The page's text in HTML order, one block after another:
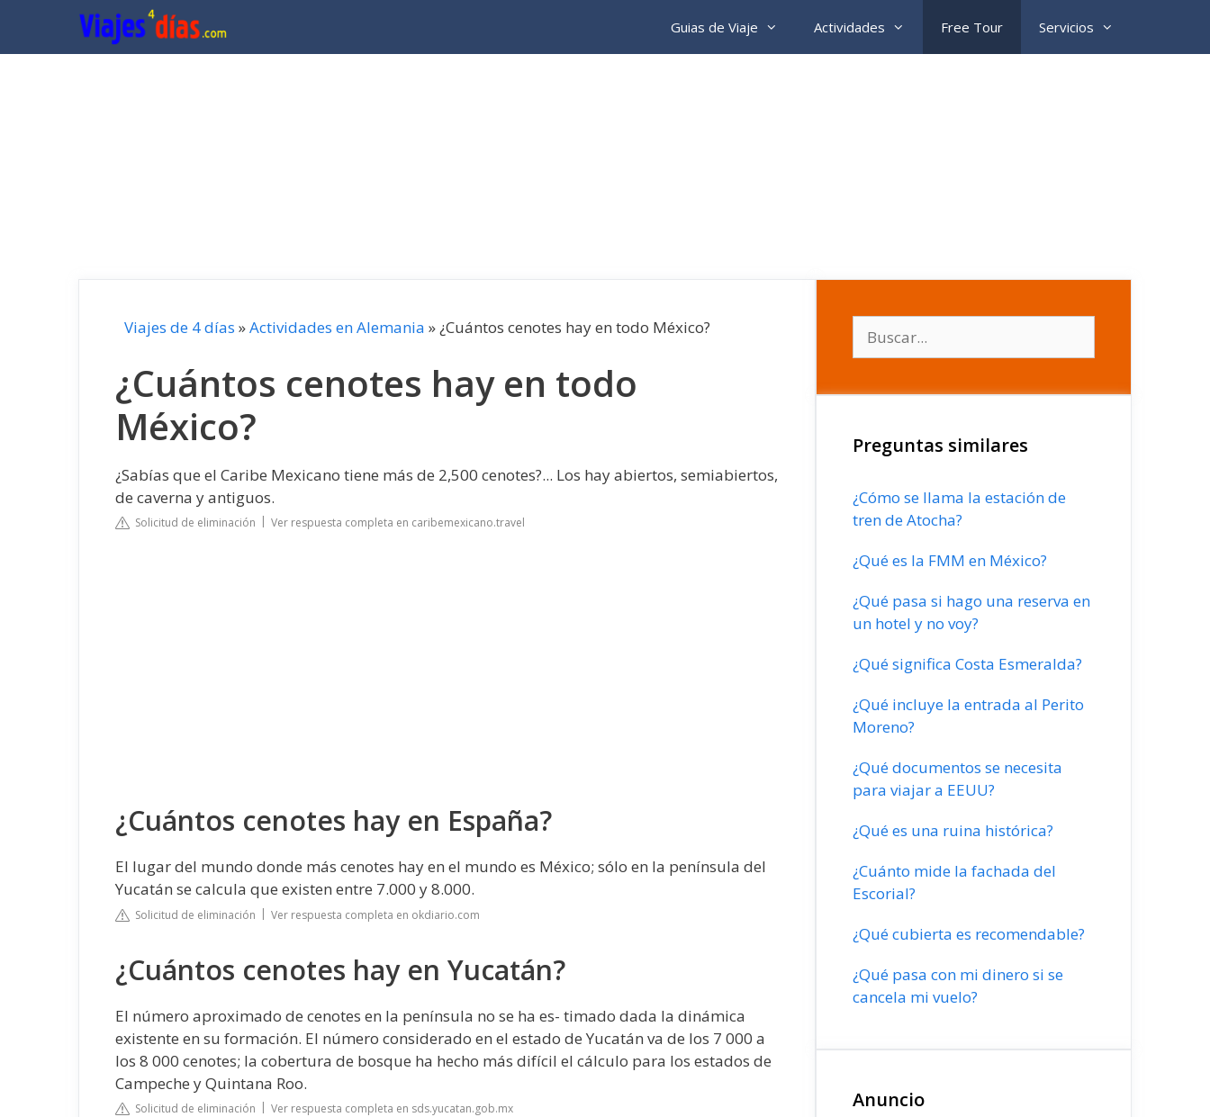
contenido
Guias de Viaje Actividades Free Tour Servicios
Viajes de 4 días »Actividades en Alemania »¿Cuántos cenotes hay en todo México?
¿Cuántos cenotes hay en todo
México?
¿Sabías que el Caribe Mexicano tiene más de 2,500 cenotes?... Los hay abiertos, semiabiertos,
de caverna y antiguos.
Solicitud de eliminación Ver respuesta completa en caribemexicano.travel
¿Cuántos cenotes hay en España?
El lugar del mundo donde más cenotes hay en el mundo es México; sólo en la península del
Yucatán se calcula que existen entre 7.000 y 8.000.
Solicitud de eliminación Ver respuesta completa en okdiario.com
¿Cuántos cenotes hay en Yucatán?
El número aproximado de cenotes en la península no se ha es- timado dada la dinámica
existente en su formación. El número considerado en el estado de Yucatán va de los 7 000 a
los 8 000 cenotes; la cobertura de bosque ha hecho más difícil el cálculo para los estados de
Campeche y Quintana Roo.
Solicitud de eliminación Ver respuesta completa en sds.yucatan.gob.mx
Preguntas similares
¿Cómo se llama la estación de
tren de Atocha?
¿Qué es la FMM en México?
¿Qué pasa si hago una reserva en
un hotel y no voy?
¿Qué significa Costa Esmeralda?
¿Qué incluye la entrada al Perito
Moreno?
¿Qué documentos se necesita
para viajar a EEUU?
¿Qué es una ruina histórica?
¿Cuánto mide la fachada del
Escorial?
¿Qué cubierta es recomendable?
¿Qué pasa con mi dinero si se
cancela mi vuelo?
Anuncio